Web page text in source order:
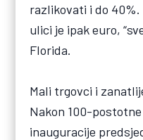
razlikovati i do
ulici je ipak euro,
Florida.
Mali trgovci i
Nakon 100-
inauguracije